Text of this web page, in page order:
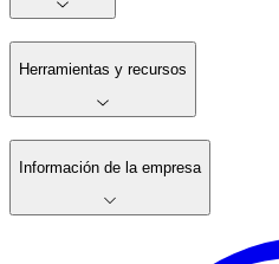
Herramientas y recursos
Información de la empresa